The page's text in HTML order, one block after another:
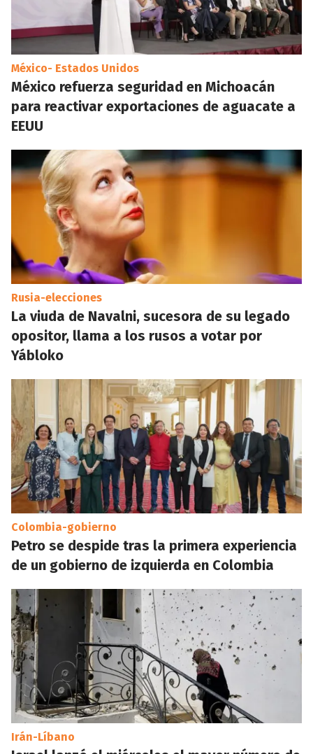
México- Estados Unidos
México refuerza seguridad en Michoacán
para reactivar exportaciones de aguacate a
EEUU
Rusia-elecciones
La viuda de Navalni, sucesora de su legado
opositor, llama a los rusos a votar por
Yábloko
Colombia-gobierno
Petro se despide tras la primera experiencia
de un gobierno de izquierda en Colombia
Irán-Líbano